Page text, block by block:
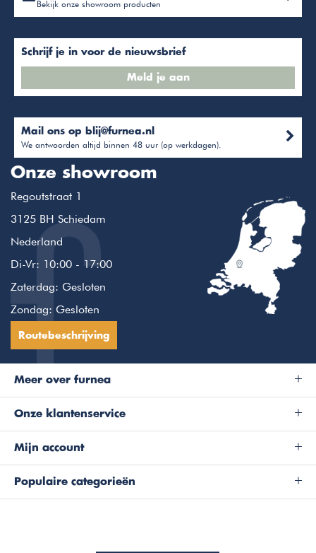
Bekijk onze showroom producten
Schrijf je in voor de nieuwsbrief
Meld je aan
Mail ons op blij@furnea.nl
We antwoorden altijd binnen 48 uur (op werkdagen).
Onze showroom
Regoutstraat 1
3125 BH Schiedam
Nederland
Di-Vr: 10:00 - 17:00
Zaterdag: Gesloten
Zondag: Gesloten
Routebeschrijving
Meer over furnea
Onze klantenservice
Populaire categorieën
Mijn account